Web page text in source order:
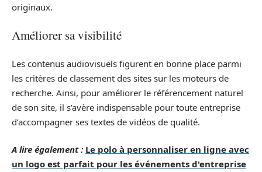
originaux.
Améliorer sa visibilité
Les contenus audiovisuels figurent en bonne place parmi
les critères de classement des sites sur les moteurs de
recherche. Ainsi, pour améliorer le référencement naturel
de son site, il s’avère indispensable pour toute entreprise
d’accompagner ses textes de vidéos de qualité.
A lire également : Le polo à personnaliser en ligne avec
un logo est parfait pour les événements d'entreprise